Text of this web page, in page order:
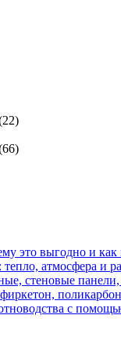
это выгодно и
атмосфера и
стеновые
с